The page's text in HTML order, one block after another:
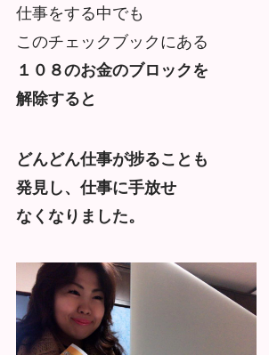
仕事をする中でも
このチェックブックにある
１０８のお金のブロックを
解除すると
どんどん仕事が捗ることも
発見し、仕事に手放せ
なくなりました。